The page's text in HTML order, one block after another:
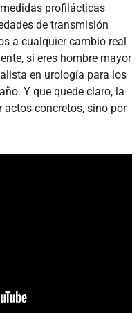
profilácticas
de transmisión
a cualquier cambio real
si eres hombre mayor
en urología para los
Y que quede claro, la
concretos, sino por